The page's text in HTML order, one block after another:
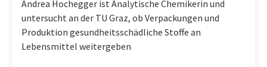
Andrea Hochegger ist Analytische Chemikerin und
untersucht an der TU Graz, ob Verpackungen und
Produktion gesundheitsschädliche Stoffe an
Lebensmittel weitergeben